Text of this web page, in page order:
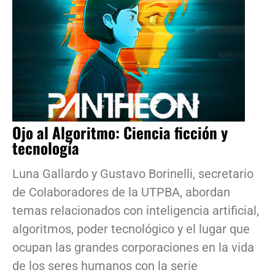
Ojo al Algoritmo: Ciencia ficción y
tecnología
Luna Gallardo y Gustavo Borinelli, secretario
de Colaboradores de la UTPBA, abordan
temas relacionados con inteligencia artificial,
algoritmos, poder tecnológico y el lugar que
ocupan las grandes corporaciones en la vida
de los seres humanos con la serie